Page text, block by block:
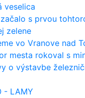
veselica
s prvou
zelene
vo Vranove nad
mesta rokoval s
o výstavbe
- LAMY